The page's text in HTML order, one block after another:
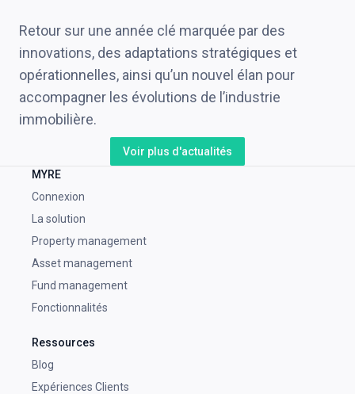
Retour sur une année clé marquée par des
innovations, des adaptations stratégiques et
opérationnelles, ainsi qu’un nouvel élan pour
accompagner les évolutions de l’industrie
immobilière.
Voir plus d'actualités
MYRE
Connexion
La solution
Property management
Asset management
Fund management
Fonctionnalités
Ressources
Blog
Expériences Clients